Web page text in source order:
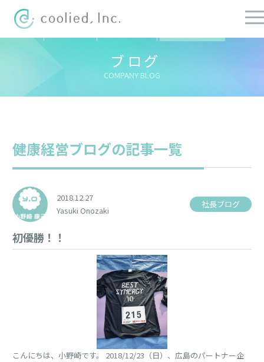
ブログ
COMPANY BLOG
ての記事
健康経営ブログの記事一覧
2018.12.27
Yasuki Onozaki
社長ブログ
初優勝！！
こんにちは、小野崎です。 2018/12/23（日）、広島のパートナー企